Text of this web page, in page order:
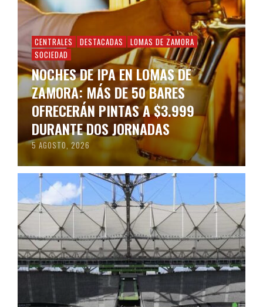
CENTRALES DESTACADAS
LOMAS DE ZAMORA
SOCIEDAD
NOCHES DE IPA EN LOMAS DE
ZAMORA: MÁS DE 50 BARES
OFRECERÁN PINTAS A $3.999
DURANTE DOS JORNADAS
5 AGOSTO, 2026